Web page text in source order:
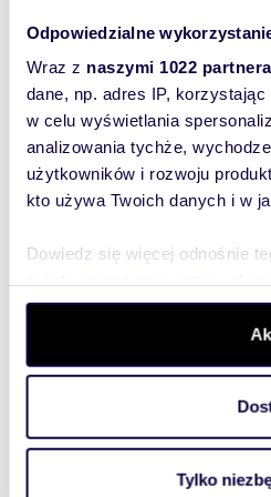
Odpowiedzialne
Wraz z naszymi 1022
dane, np. adres IP,
w celu wyświetlania
analizowania tychże,
użytkowników i rozwoju
kto używa Twoich danych i w
Dowiedz się więcej odnośnie
szczegółów. W Deklaracji
wycofać swoją zgodę w
aby oferować funkcje
witrynie. Informacje o tym, jak
analitycznym. Partnerzy
Tylko
WYRÓŻNIONE